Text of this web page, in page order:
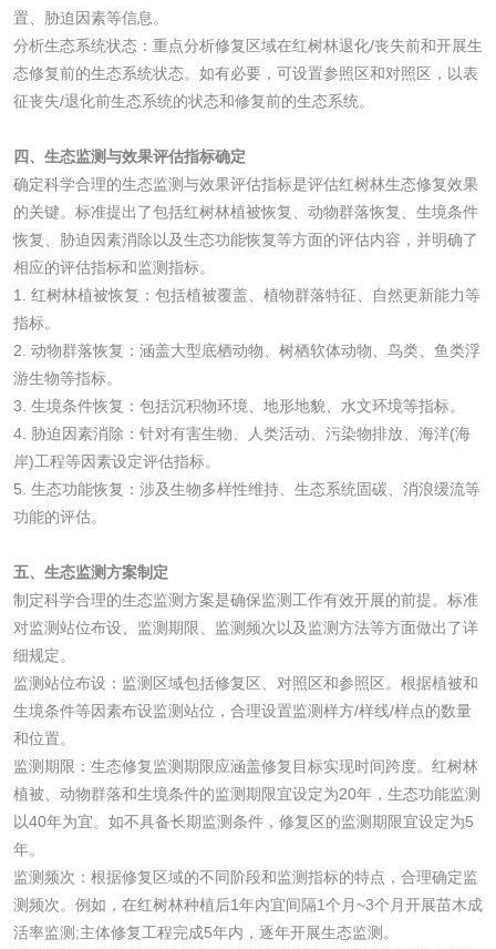
置、胁迫因素等信息。
分析生态系统状态：重点分析修复区域在红树林退化/丧失前和开展生
态修复前的生态系统状态。如有必要，可设置参照区和对照区，以表
征丧失/退化前生态系统的状态和修复前的生态系统。
四、生态监测与效果评估指标确定
确定科学合理的生态监测与效果评估指标是评估红树林生态修复效果
的关键。标准提出了包括红树林植被恢复、动物群落恢复、生境条件
恢复、胁迫因素消除以及生态功能恢复等方面的评估内容，并明确了
相应的评估指标和监测指标。
1. 红树林植被恢复：包括植被覆盖、植物群落特征、自然更新能力等
指标。
2. 动物群落恢复：涵盖大型底栖动物、树栖软体动物、鸟类、鱼类浮
游生物等指标。
3. 生境条件恢复：包括沉积物环境、地形地貌、水文环境等指标。
4. 胁迫因素消除：针对有害生物、人类活动、污染物排放、海洋(海
岸)工程等因素设定评估指标。
5. 生态功能恢复：涉及生物多样性维持、生态系统固碳、消浪缓流等
功能的评估。
五、生态监测方案制定
制定科学合理的生态监测方案是确保监测工作有效开展的前提。标准
对监测站位布设、监测期限、监测频次以及监测方法等方面做出了详
细规定。
监测站位布设：监测区域包括修复区、对照区和参照区。根据植被和
生境条件等因素布设监测站位，合理设置监测样方/样线/样点的数量
和位置。
监测期限：生态修复监测期限应涵盖修复目标实现时间跨度。红树林
植被、动物群落和生境条件的监测期限宜设定为20年，生态功能监测
以40年为宜。如不具备长期监测条件，修复区的监测期限宜设定为5
年。
监测频次：根据修复区域的不同阶段和监测指标的特点，合理确定监
测频次。例如，在红树林种植后1年内宜间隔1个月~3个月开展苗木成
活率监测;主体修复工程完成5年内，逐年开展生态监测。
食品包装用阻隔塑 食品包装用纸铝塑
食品蒸煮复合膜、
袋检测
文体用品
学生用品检测 文具检测
涂改液/修正液检测 学生书包/书袋检测
橡皮擦检测 学生书包检测
人造草坪检测
卫生湿巾检测 普通湿巾检测
理检测
刺激试验
一次性使用卫生用
品皮肤刺激试验
一次性使用卫生用
品皮肤变态反应试
验
一次性使用卫生用
品阴道黏膜刺激试
验
玩具检测 除臭剂检测